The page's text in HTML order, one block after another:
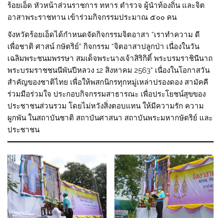
ร้อยเอ็ด หัวหน้าส่วนราชการ ทหาร ตำรวจ ผู้นำท้องถิ่น และจิต
อาสาพระราชทาน เข้าร่วมกิจกรรมประมาณ ๕๐๐ คน
จังหวัดร้อยเอ็ดได้กำหนดจัดกิจกรรมจิตอาสา “เราทำความ ดี
เพื่อชาติ ศาสน์ กษัตริย์” กิจกรรม “จิตอาสาปลูกป่า เนื่องในวัน
เฉลิมพระชนมพรรษา สมเด็จพระนางเจ้าสิริกิติ์ พระบรมราชินีนาถ
พระบรมราชชนนีพันปีหลวง 12 สิงหาคม 2563” เนื่องในโอกาสวัน
สำคัญของชาติไทย เพื่อให้พสกนิกรทุกหมู่เหล่าปรองดอง สามัคคี
ร่วมมือร่วมใจ ประกอบกิจกรรมสาธารณะ เพื่อประโยชน์สุขของ
ประชาชนส่วนรวม โดยไม่หวังสิ่งตอบแทน ให้มีความรัก ความ
ผูกพัน ในสถาบันชาติ สถาบันศาสนา สถาบันพระมหากษัตริย์ และ
ประชาชน